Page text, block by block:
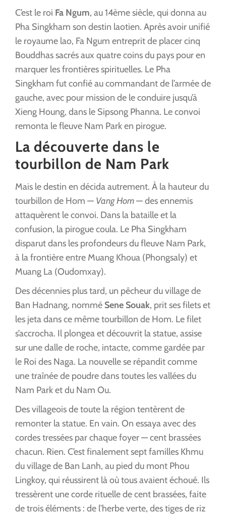
C’est le roi Fa Ngum, au 14ème siècle, qui donna au
Pha Singkham son destin laotien. Après avoir unifié
le royaume lao, Fa Ngum entreprit de placer cinq
Bouddhas sacrés aux quatre coins du pays pour en
marquer les frontières spirituelles. Le Pha
Singkham fut confié au commandant de l’armée de
gauche, avec pour mission de le conduire jusqu’à
Xieng Houng, dans le Sipsong Phanna. Le convoi
remonta le fleuve Nam Park en pirogue.
La découverte dans le
tourbillon de Nam Park
Mais le destin en décida autrement. À la hauteur du
tourbillon de Hom — Vang Hom— des ennemis
attaquèrent le convoi. Dans la bataille et la
confusion, la pirogue coula. Le Pha Singkham
disparut dans les profondeurs du fleuve Nam Park,
à la frontière entre Muang Khoua (Phongsaly) et
Muang La (Oudomxay).
Des décennies plus tard, un pêcheur du village de
Ban Hadnang, nommé Sene Souak, prit ses filets et
les jeta dans ce même tourbillon de Hom. Le filet
s’accrocha. Il plongea et découvrit la statue, assise
sur une dalle de roche, intacte, comme gardée par
le Roi des Naga. La nouvelle se répandit comme
une traînée de poudre dans toutes les vallées du
Nam Park et du Nam Ou.
Des villageois de toute la région tentèrent de
remonter la statue. En vain. On essaya avec des
cordes tressées par chaque foyer — cent brassées
chacun. Rien. C’est finalement sept familles Khmu
du village de Ban Lanh, au pied du mont Phou
Lingkoy, qui réussirent là où tous avaient échoué. Ils
tressèrent une corde rituelle de cent brassées, faite
de trois éléments : de l’herbe verte, des tiges de riz